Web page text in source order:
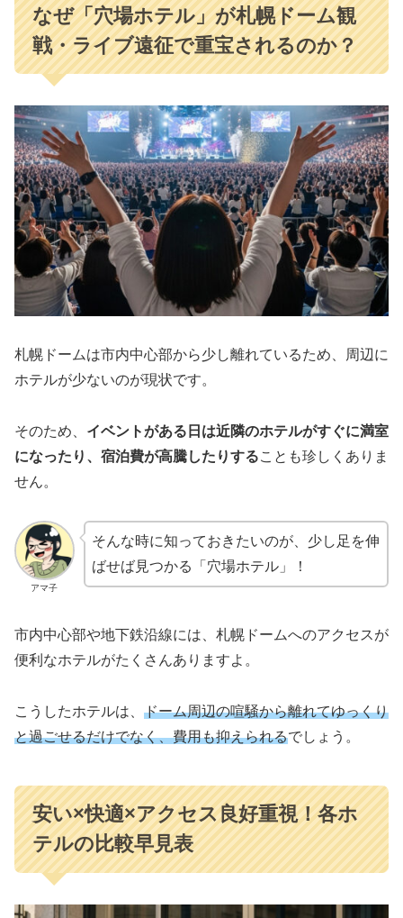
なぜ「穴場ホテル」が札幌ドーム観
戦・ライブ遠征で重宝されるのか？
札幌ドームは市内中心部から少し離れているため、周辺に
ホテルが少ないのが現状です。
そのため、 イベントがある日は近隣のホテルがすぐに満室
になったり、宿泊費が高騰したりすることも珍しくありま
せん。
アマ子
そんな時に知っておきたいのが、少し足を伸
ばせば見つかる「穴場ホテル」！
市内中心部や地下鉄沿線には、札幌ドームへのアクセスが
便利なホテルがたくさんありますよ。
こうしたホテルは、 ドーム周辺の喧騒から離れてゆっくり
と過ごせるだけでなく、費用も抑えられるでしょう。
安い×快適×アクセス良好重視！各ホ
テルの比較早見表